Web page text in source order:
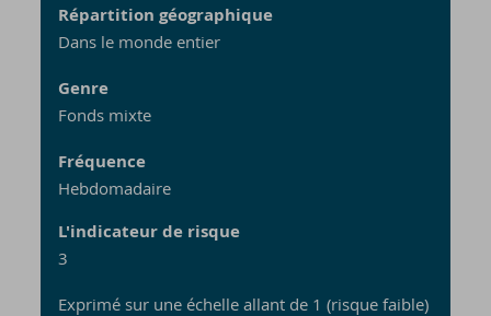
Répartition géographique
Dans le monde entier
Genre
Fonds mixte
Fréquence
Hebdomadaire
L'indicateur de risque
3
Exprimé sur une échelle allant de 1 (risque faible)